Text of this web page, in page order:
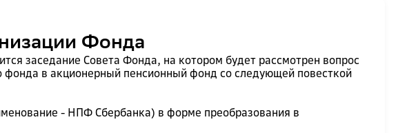
Фонда
заседание Совета Фонда, на котором будет рассмотрен вопрос
в акционерный пенсионный фонд со следующей повесткой
- НПФ Сбербанка) в форме преобразования в